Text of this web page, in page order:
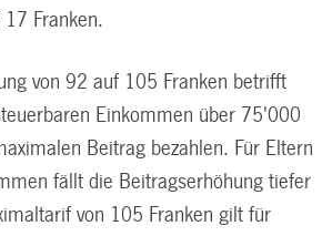
Franken.
von 92 auf 105 Franken betrifft
Einkommen über 75'000
Beitrag bezahlen. Für Eltern
fällt die Beitragserhöhung tiefer
von 105 Franken gilt für